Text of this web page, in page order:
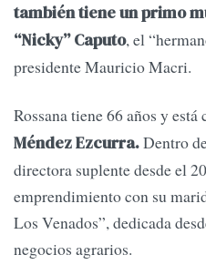
también tiene un primo
“Nicky” Caputo, el
presidente Mau­ricio Macri.
Rossana tiene 66 años y está
Méndez Ez­curra.Dentro
directora suplente desde el
emprendimiento con su
Los Venados”, dedicada
negocios agra­rios.